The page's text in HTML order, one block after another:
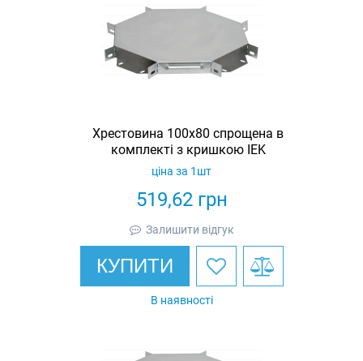
Хрестовина 100х80 спрощена в
комплекті з кришкою IEK
519,62грн
ціна за 1шт
Залишити відгук
КУПИТИ
В наявності